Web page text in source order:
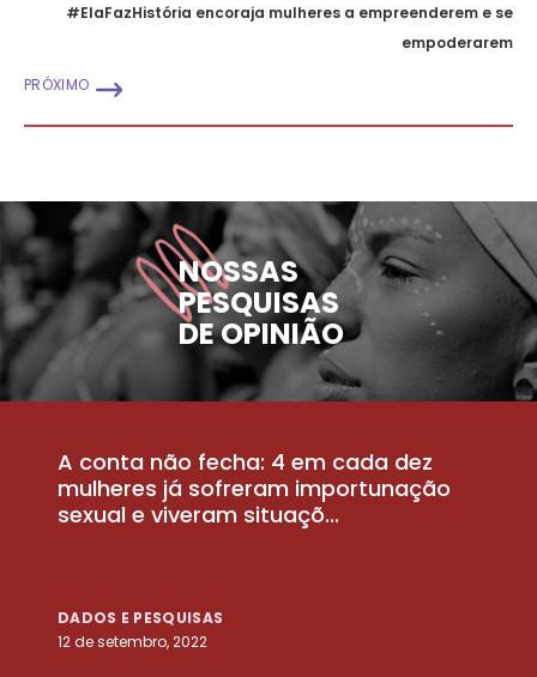
#ElaFazHistória encoraja mulheres a empreenderem e se
empoderarem
PRÓXIMO
NOSSAS
PESQUISAS
DE OPINIÃO
A conta não fecha: 4 em cada dez
mulheres já sofreram importunação
sexual e viveram situaçõ...
DADOS E PESQUISAS
12 de setembro, 2022